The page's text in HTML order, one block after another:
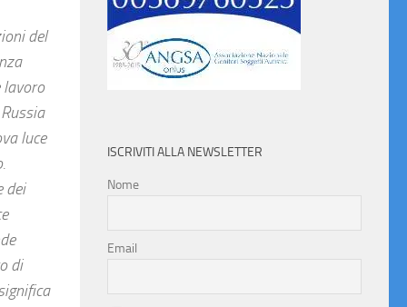
del
lavoro
luce
dei
di
ISCRIVITI ALLA NEWSLETTER
Nome
Email